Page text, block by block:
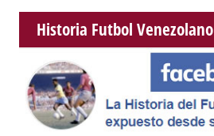
Historia Futbol Venezolano